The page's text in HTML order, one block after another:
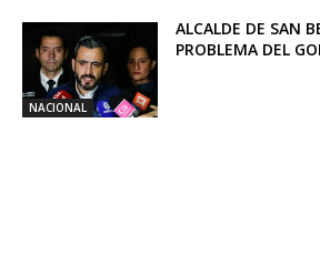
NACIONAL
ALCALDE DE SAN
PROBLEMA DEL